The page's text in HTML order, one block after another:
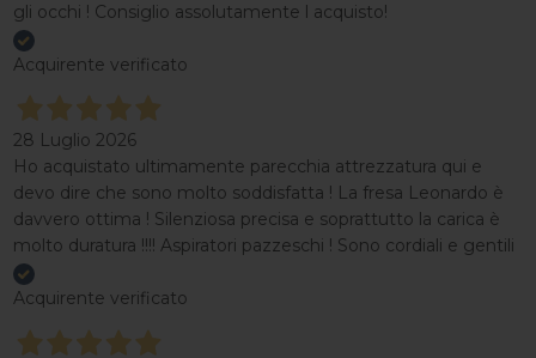
gli occhi ! Consiglio assolutamente l acquisto!
Acquirente verificato
28 Luglio 2026
Ho acquistato ultimamente parecchia attrezzatura qui e
devo dire che sono molto soddisfatta ! La fresa Leonardo è
davvero ottima ! Silenziosa precisa e soprattutto la carica è
molto duratura !!!! Aspiratori pazzeschi ! Sono cordiali e gentili
Acquirente verificato